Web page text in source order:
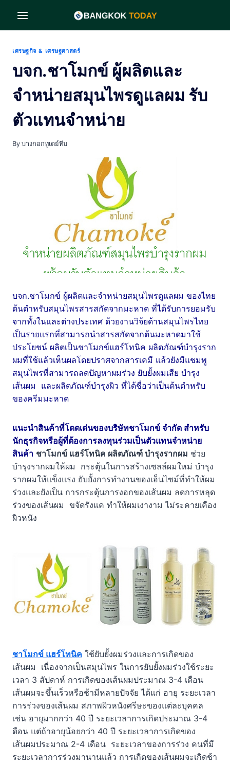
content
เศรษฐกิจ & เศรษฐศาสตร์
บจก.ชาโมกข์ ผู้ผลิตและ
จำหน่ายสมุนไพรดูแลผม รับ
ตัวแทนจำหน่าย
By บางกอกทูเดย์ทีม
บจก.ชาโมกข์ ผู้ผลิตและจำหน่ายสมุนไพรดูแลผม ของไทย
ต้นตำหรับสมุนไพรสารสกัดจากมะหาด ที่ได้รับการยอมรับ
จากทั้งในและต่างประเทศ ด้วยงานวิจ้ยด้านสมุนไพรไทย
เป็นรายแรกที่สามารถนำสารสกัดจากต้นมะหาดมาใช้
ประโยชน์ ผลิตเป็นชาโมกข์แฮร์โทนิค ผลิตภัณฑ์บำรุงราก
ผมที่ใช้แล้วเห็นผลโดยปราศจากสารเคมี แล้วยังมีแชมพู
สมุนไพรที่สามารถลดปัญหาผมร่วง ยับยั้งผมเสีย บำรุง
เส้นผม และผลิตภัณฑ์บำรุงผิว ที่ได้ชื่อว่าเป็นต้นตำหรับ
ของครีมมะหาด
แนะนำสินค้าที่โดดเด่นของบริษัทชาโมกข์ จำกัด สำหรับ
นักธุรกิจหรือผู้ที่ต้องการลงทุนร่วมเป็นตัวแทนจำหน่าย
สินค้า ชาโมกข์ แฮร์โทนิค ผลิตภัณฑ์ บำรุงรากผม ช่วย
บำรุงรากผมให้ผม กระตุ้นในการสร้างเซลล์ผมใหม่ บำรุง
รากผมให้แข็งแรง ยับยั้งการทำงานของเอ็นไซม์ที่ทำให้ผม
ร่วงและยังเป็น การกระตุ้นการงอกของเส้นผม ลดการหลุด
ร่วงของเส้นผม ขจัดรังแค ทำให้ผมเงางาม ไม่ระคายเคือง
ผิวหนัง
ชาโมกข์ แฮร์โทนิค ใช้ยับยั้งผมร่วงและการเกิดของ
เส้นผม เนื่องจากเป็นสมุนไพร ในการยับยั้งผมร่วงใช้ระยะ
เวลา 3 สัปดาห์ การเกิดของเส้นผมประมาณ 3-4 เดือน
เส้นผมจะขึ้นเร็วหรือช้ามีหลายปัจจัย ได้แก่ อายุ ระยะเวลา
การร่วงของเส้นผม สภาพผิวหนังศรีษะของแต่ละบุคคล
เช่น อายุมากกว่า 40 ปี ระยะเวลาการเกิดประมาณ 3-4
ดือน แต่ถ้าอายุน้อยกว่า 40 ปี ระยะเวลาการเกิดของ
เส้นผมประมาณ 2-4 เดือน ระยะเวลาของการร่วง คนที่มี
ระยะเวลาการร่วงมานานแล้ว การเกิดของเส้นผมจะเกิดช้า